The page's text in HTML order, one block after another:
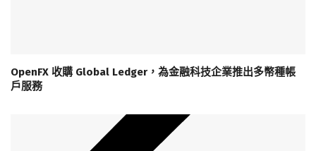
OpenFX 收購 Global Ledger，為金融科技企業推出多幣種帳
戶服務